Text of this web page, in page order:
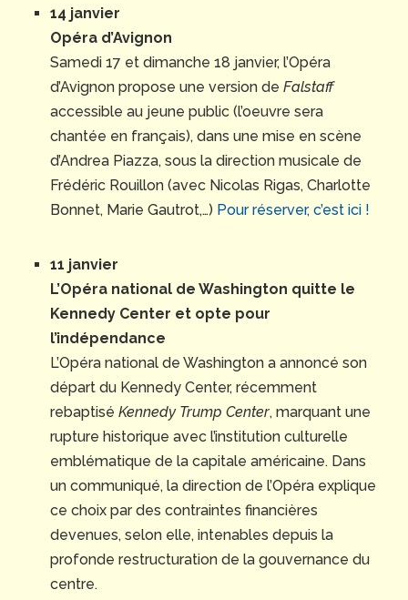
14 janvier
Opéra d’Avignon
Samedi 17 et dimanche 18 janvier, l’Opéra
d’Avignon propose une version de Falstaff
accessible au jeune public (l’oeuvre sera
chantée en français), dans une mise en scène
d’Andrea Piazza, sous la direction musicale de
Frédéric Rouillon (avec Nicolas Rigas, Charlotte
Bonnet, Marie Gautrot,…) Pour réserver, c’est ici !
11 janvier
L’Opéra national de Washington quitte le
Kennedy Center et opte pour
l’indépendance
L’Opéra national de Washington a annoncé son
départ du Kennedy Center, récemment
rebaptisé Kennedy Trump Center, marquant une
rupture historique avec l’institution culturelle
emblématique de la capitale américaine. Dans
un communiqué, la direction de l’Opéra explique
ce choix par des contraintes financières
devenues, selon elle, intenables depuis la
profonde restructuration de la gouvernance du
centre.